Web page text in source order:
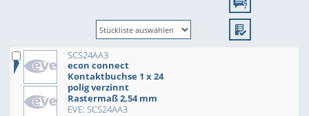
SCS24AA3
econ connect
Kontaktbuchse 1 x 24
polig verzinnt
Rastermaß 2,54 mm
EVE: SCS24AA3